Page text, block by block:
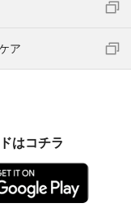
ア
はコチラ